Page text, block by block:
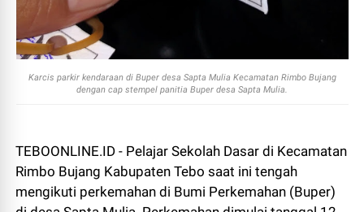
Karcis parkir kendaraan di Buper desa Sapta Mulia Kecamatan Rimbo Bujang
dengan cap stempel panitia Buper desa Sapta Mulia.
TEBOONLINE.ID - Pelajar Sekolah Dasar di Kecamatan
Rimbo Bujang Kabupaten Tebo saat ini tengah
mengikuti perkemahan di Bumi Perkemahan (Buper)